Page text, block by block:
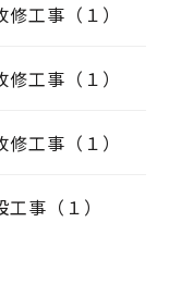
工事（１）
工事（１）
工事（１）
事（１）